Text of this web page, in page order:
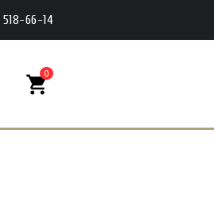
66-14
shopping_cart
0